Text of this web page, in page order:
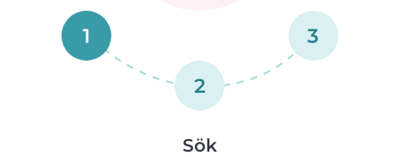
1
2
3
Sök